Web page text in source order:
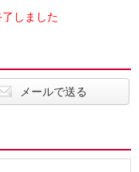
しました
メールで送る